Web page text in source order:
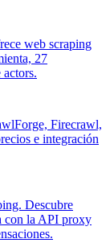
web scraping
27
Firecrawl,
e integración
Descubre
con la API proxy